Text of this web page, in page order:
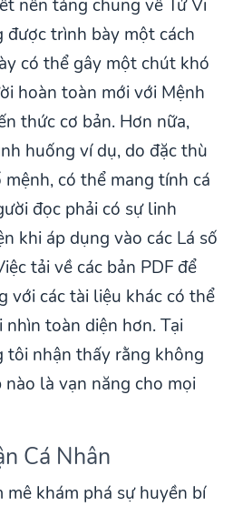
nền tảng chung về Tử Vi
trình bày một cách
có thể gây một chút khó
hoàn toàn mới với Mệnh
thức cơ bản. Hơn nữa,
huống ví dụ, do đặc thù
mệnh, có thể mang tính cá
đọc phải có sự linh
khi áp dụng vào các Lá số
tải về các bản PDF để
với các tài liệu khác có thể
toàn diện hơn. Tại
tôi nhận thấy rằng không
là vạn năng cho mọi
Cá Nhân
khám phá sự huyền bí